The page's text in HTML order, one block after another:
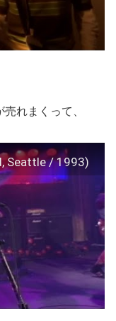
れまくって、
Seattle / 1993)